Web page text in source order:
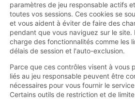
paramètres de jeu responsable actifs
toutes vos sessions. Ces cookies se
et vous aident à éviter de faire des
pendant que vous naviguez sur le
charge des fonctionnalités comme les
délais de session et l'auto-exclusion.
Parce que ces contrôles visent à vous
liés au jeu responsable peuvent être
nécessaires pour vous fournir le
Certains outils de restriction et de